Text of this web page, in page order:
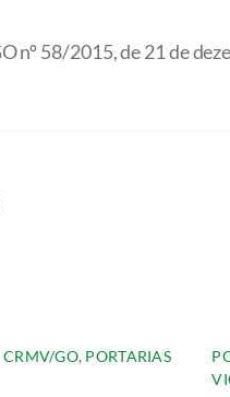
nº 58/2015, de 21 de
CRMV/GO, PORTARIAS